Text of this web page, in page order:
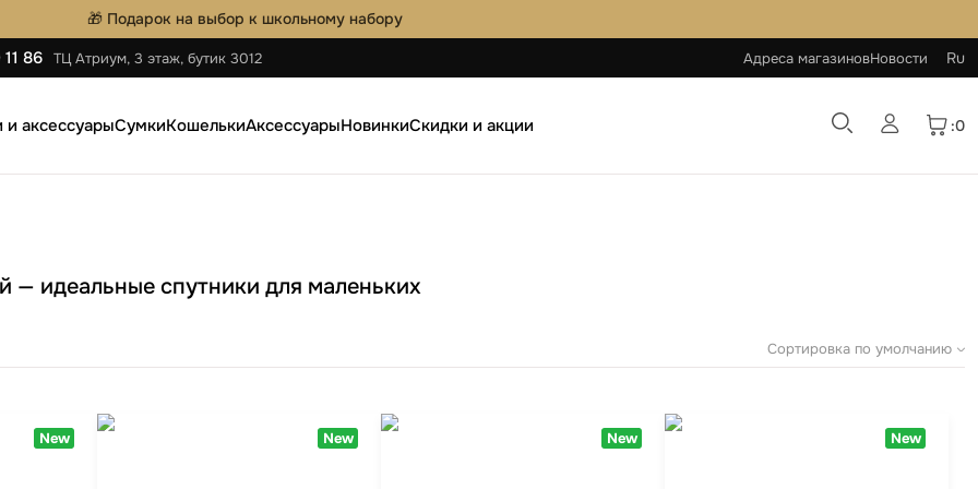
🎁 Подарок на выбор к школьному набору
86 ТЦ Атриум, 3 этаж, бутик 3012 Адреса магазиновНовости Ru
аксессуары
на
СумкиКошелькиАксессуары
Автодокументницы
НовинкиСкидки и акции :0
— идеальные спутники для маленьких
Сортировка по умолчанию
New New New New